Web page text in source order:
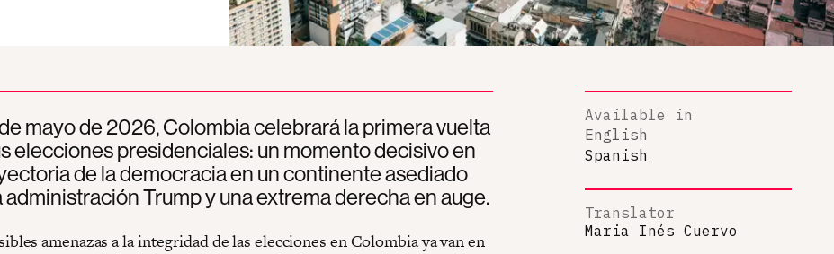
mayo de 2026, Colombia celebrará la primera vuelta
elecciones presidenciales: un momento decisivo en
de la democracia en un continente asediado
administración Trump y una extrema derecha en auge.
amenazas a la integridad de las elecciones en Colombia ya van en
Available in
English
Spanish
Translator
Maria Inés Cuervo